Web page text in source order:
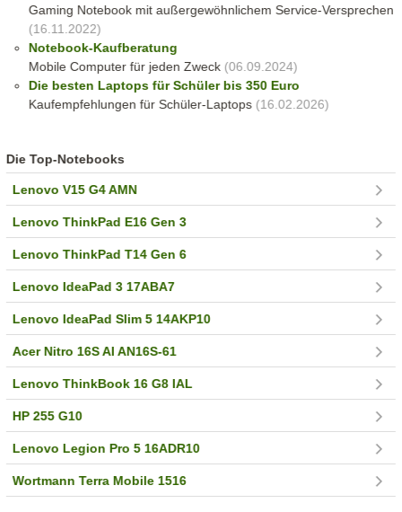
Gaming Notebook mit außergewöhnlichem Service-Versprechen
(16.11.2022)
Notebook-Kaufberatung
Mobile Computer für jeden Zweck(06.09.2024)
Die besten Laptops für Schüler bis 350 Euro
Kaufempfehlungen für Schüler-Laptops(16.02.2026)
Die Top-Notebooks
Lenovo V15 G4 AMN
Lenovo ThinkPad E16 Gen 3
Lenovo ThinkPad T14 Gen 6
Lenovo IdeaPad 3 17ABA7
Lenovo IdeaPad Slim 5 14AKP10
Acer Nitro 16S AI AN16S-61
Lenovo ThinkBook 16 G8 IAL
HP 255 G10
Lenovo Legion Pro 5 16ADR10
Wortmann Terra Mobile 1516